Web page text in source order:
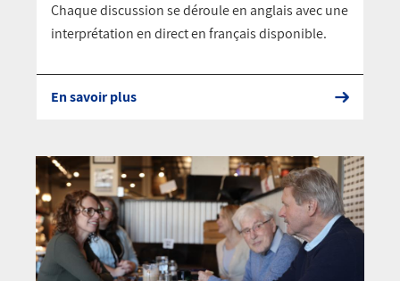
Chaque discussion se déroule en anglais avec une
interprétation en direct en français disponible.
En savoir plus